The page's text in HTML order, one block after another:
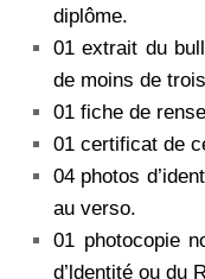
diplôme.
01 extrait du
de moins de
01 fiche de
01 certificat de
04 photos
au verso.
01 photocopie
d’ldentité ou du